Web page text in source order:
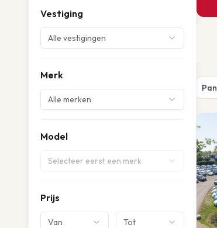
Vestiging
Alle vestigingen
Merk
Alle merken
Model
Selecteer eerst een merk
Prijs
Van Tot